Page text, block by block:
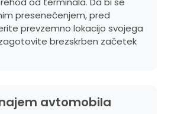
presenečenjem, pred
prevzemno lokacijo svojega
brezskrben začetek
avtomobila